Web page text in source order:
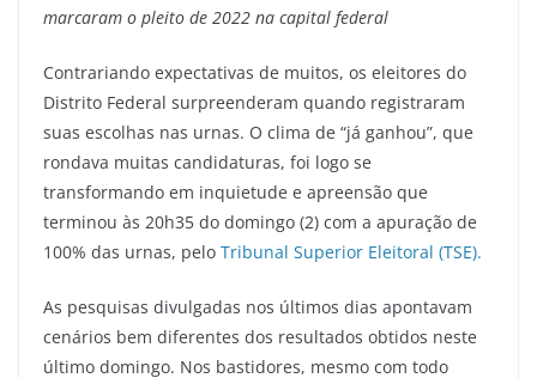
marcaram o pleito de 2022 na capital federal
Contrariando expectativas de muitos, os eleitores do
Distrito Federal surpreenderam quando registraram
suas escolhas nas urnas. O clima de “já ganhou”, que
rondava muitas candidaturas, foi logo se
transformando em inquietude e apreensão que
terminou às 20h35 do domingo (2) com a apuração de
100% das urnas, pelo Tribunal Superior Eleitoral (TSE).
As pesquisas divulgadas nos últimos dias apontavam
cenários bem diferentes dos resultados obtidos neste
último domingo. Nos bastidores, mesmo com todo